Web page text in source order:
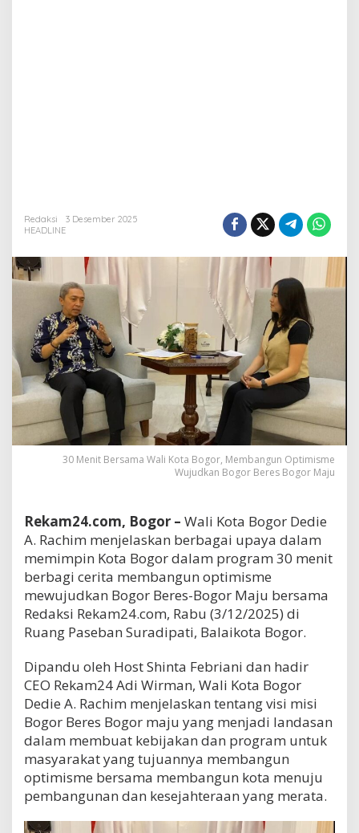
Redaksi
3 Desember 2025
HEADLINE
30 Menit Bersama Wali Kota Bogor, Membangun Optimisme
Wujudkan Bogor Beres Bogor Maju
Rekam24.com, Bogor – Wali Kota Bogor Dedie
A. Rachim menjelaskan berbagai upaya dalam
memimpin Kota Bogor dalam program 30 menit
berbagi cerita membangun optimisme
mewujudkan Bogor Beres-Bogor Maju bersama
Redaksi Rekam24.com, Rabu (3/12/2025) di
Ruang Paseban Suradipati, Balaikota Bogor.
Dipandu oleh Host Shinta Febriani dan hadir
CEO Rekam24 Adi Wirman, Wali Kota Bogor
Dedie A. Rachim menjelaskan tentang visi misi
Bogor Beres Bogor maju yang menjadi landasan
dalam membuat kebijakan dan program untuk
masyarakat yang tujuannya membangun
optimisme bersama membangun kota menuju
pembangunan dan kesejahteraan yang merata.